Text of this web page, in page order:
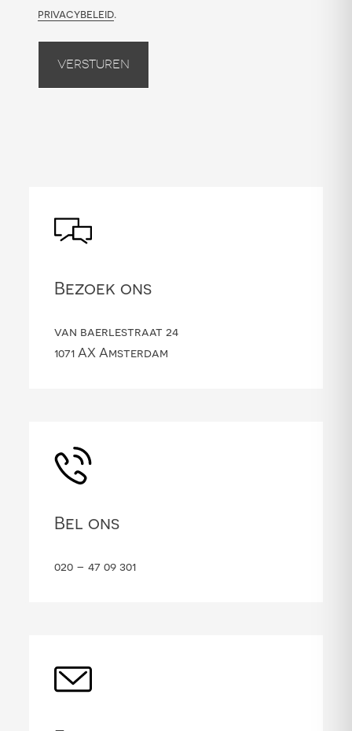
privacybeleid.
Versturen
Bezoek ons
van baerlestraat 24
1071 AX Amsterdam
Bel ons
020 – 47 09 301